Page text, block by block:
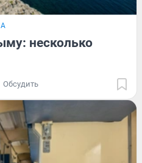
несколько
Обсудить